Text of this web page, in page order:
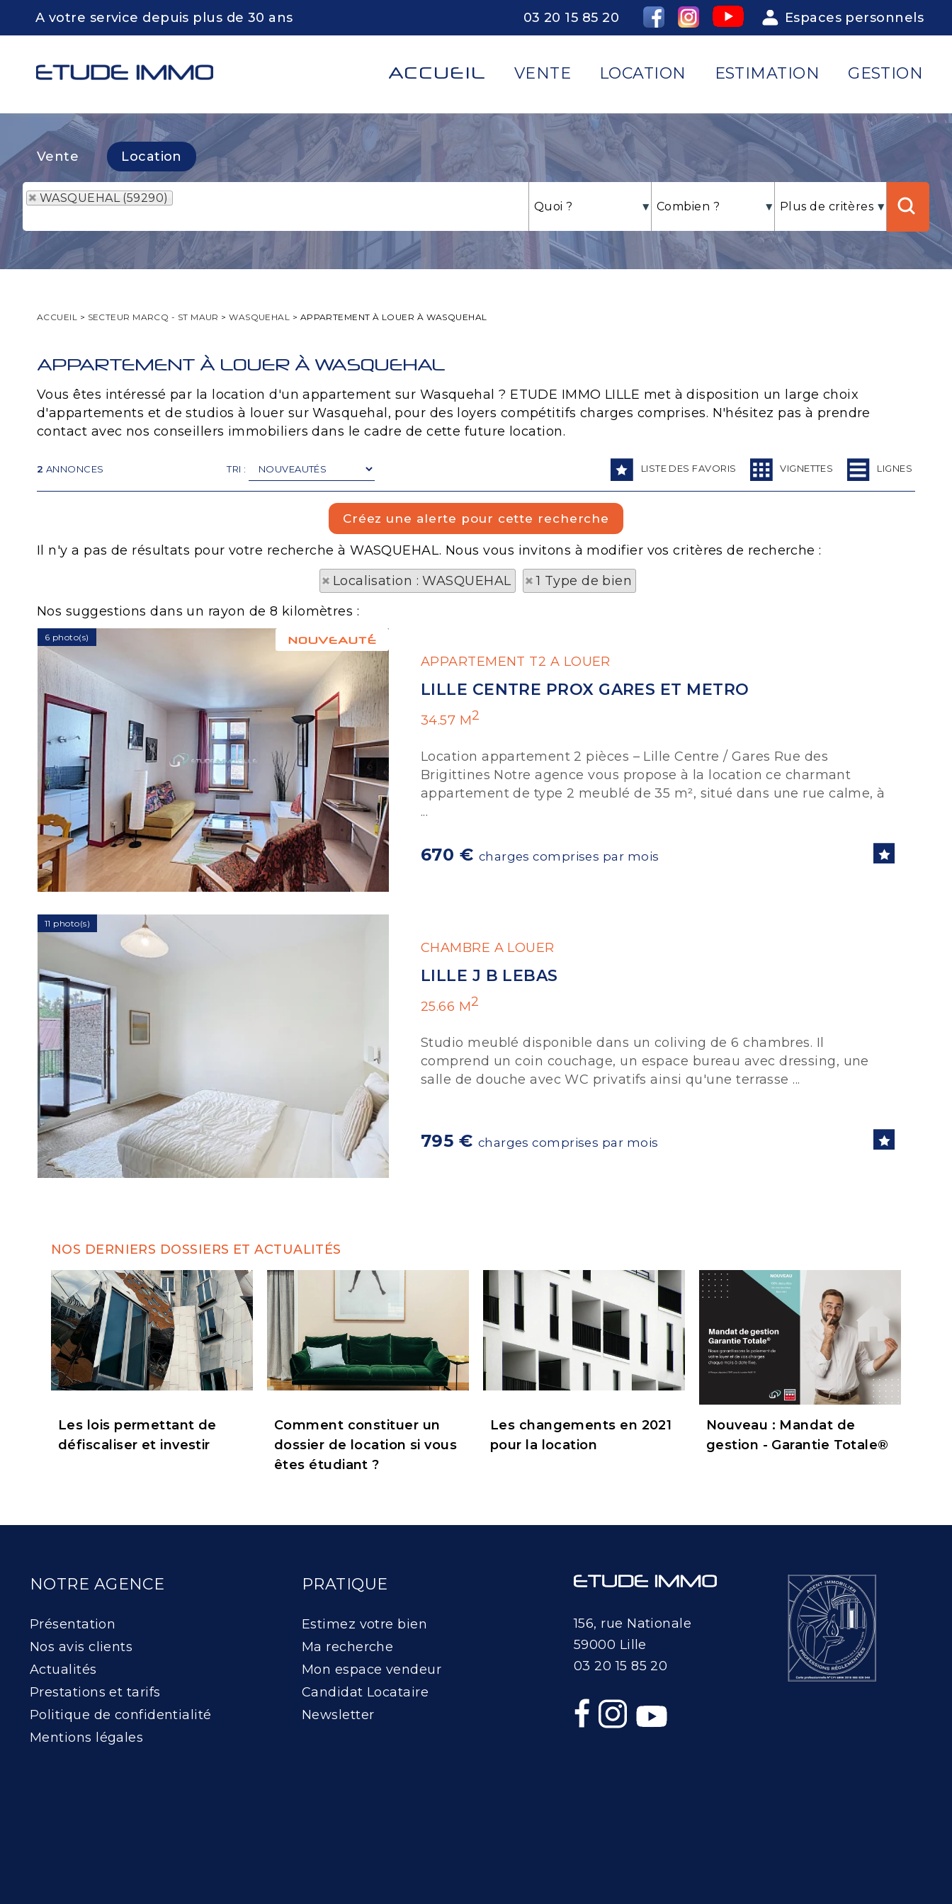
03 20 15 85 20
A votre service depuis plus de 30 ans Espaces personnels
ACCUEIL VENTE LOCATION ESTIMATION GESTION
Vente Location
WASQUEHAL (59290)
ACCUEIL > SECTEUR MARCQ - ST MAUR >WASQUEHAL > APPARTEMENT À LOUER À WASQUEHAL
APPARTEMENT À LOUER À WASQUEHAL
Vous êtes intéressé par la location d'un appartement sur Wasquehal ? ETUDE IMMO LILLE met à disposition un large choix
d'appartements et de studios à louer sur Wasquehal, pour des loyers compétitifs charges comprises. N'hésitez pas à prendre
contact avec nos conseillers immobiliers dans le cadre de cette future location.
2 ANNONCES TRI : LISTE DES FAVORIS VIGNETTES LIGNES
Il n'y a pas de résultats pour votre recherche à WASQUEHAL. Nous vous invitons à modifier vos critères de recherche :
Localisation : WASQUEHAL
1 Type de bien
Nos suggestions dans un rayon de 8 kilomètres :
6 photo(s)
670 € charges comprises par mois
APPARTEMENT T2 A LOUER
LILLE CENTRE PROX GARES ET METRO
34.57 M2
Location appartement 2 pièces – Lille Centre / Gares Rue des
Brigittines Notre agence vous propose à la location ce charmant
appartement de type 2 meublé de 35 m², situé dans une rue calme, à
...
11 photo(s)
795 € charges comprises par mois
CHAMBRE A LOUER
LILLE J B LEBAS
25.66 M2
Studio meublé disponible dans un coliving de 6 chambres. Il
comprend un coin couchage, un espace bureau avec dressing, une
salle de douche avec WC privatifs ainsi qu'une terrasse ...
NOS DERNIERS DOSSIERS ET ACTUALITÉS
Les lois permettant de
défiscaliser et investir
Comment constituer un
dossier de location si vous
êtes étudiant ?
Les changements en 2021
pour la location
Nouveau : Mandat de
gestion - Garantie Totale®
NOTRE AGENCE
Présentation
Nos avis clients
Actualités
Prestations et tarifs
Politique de confidentialité
Mentions légales
PRATIQUE
Estimez votre bien
Ma recherche
Mon espace vendeur
Candidat Locataire
Newsletter
156, rue Nationale
59000 Lille
03 20 15 85 20